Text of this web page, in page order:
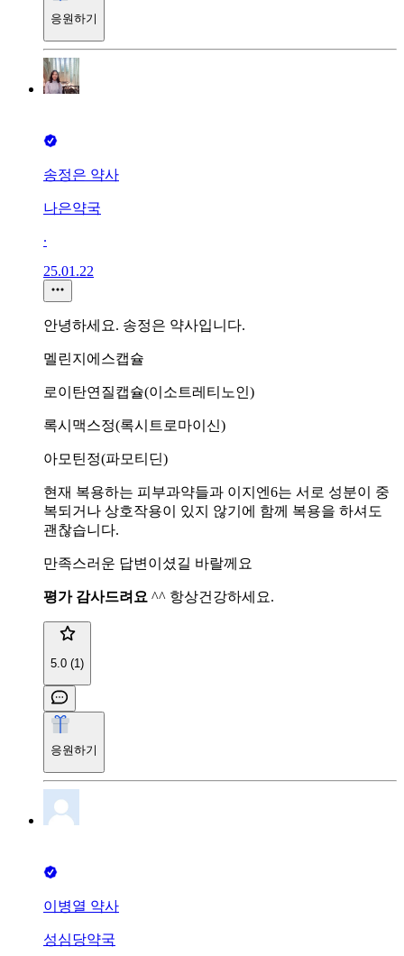
응원하기
송정은 약사
나은약국
∙
25.01.22
안녕하세요. 송정은 약사입니다.
멜린지에스캡슐
로이탄연질캡슐(이소트레티노인)
록시맥스정(록시트로마이신)
아모틴정(파모티딘)
현재 복용하는 피부과약들과 이지엔6는 서로 성분이 중
복되거나 상호작용이 있지 않기에 함께 복용을 하셔도
괜찮습니다.
만족스러운 답변이셨길 바랄께요
평가 감사드려요 ^^ 항상건강하세요.
5.0 (1)
응원하기
이병열 약사
성심당약국